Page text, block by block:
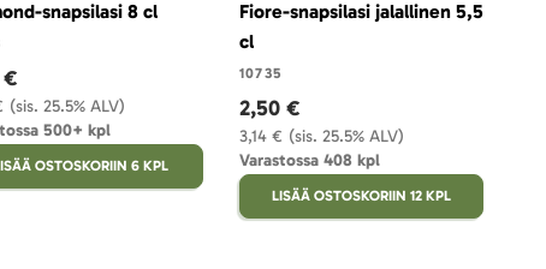
snapsilasi 8 cl
(sis. 25.5% ALV)
€
500+ kpl
OSTOSKORIIN 6 KPL
Fiore-snapsilasi jalallinen 5,5
cl
10735
(sis. 25.5% ALV)
3,14 €
2,50 €
Varastossa 408 kpl
LISÄÄ OSTOSKORIIN 12 KPL